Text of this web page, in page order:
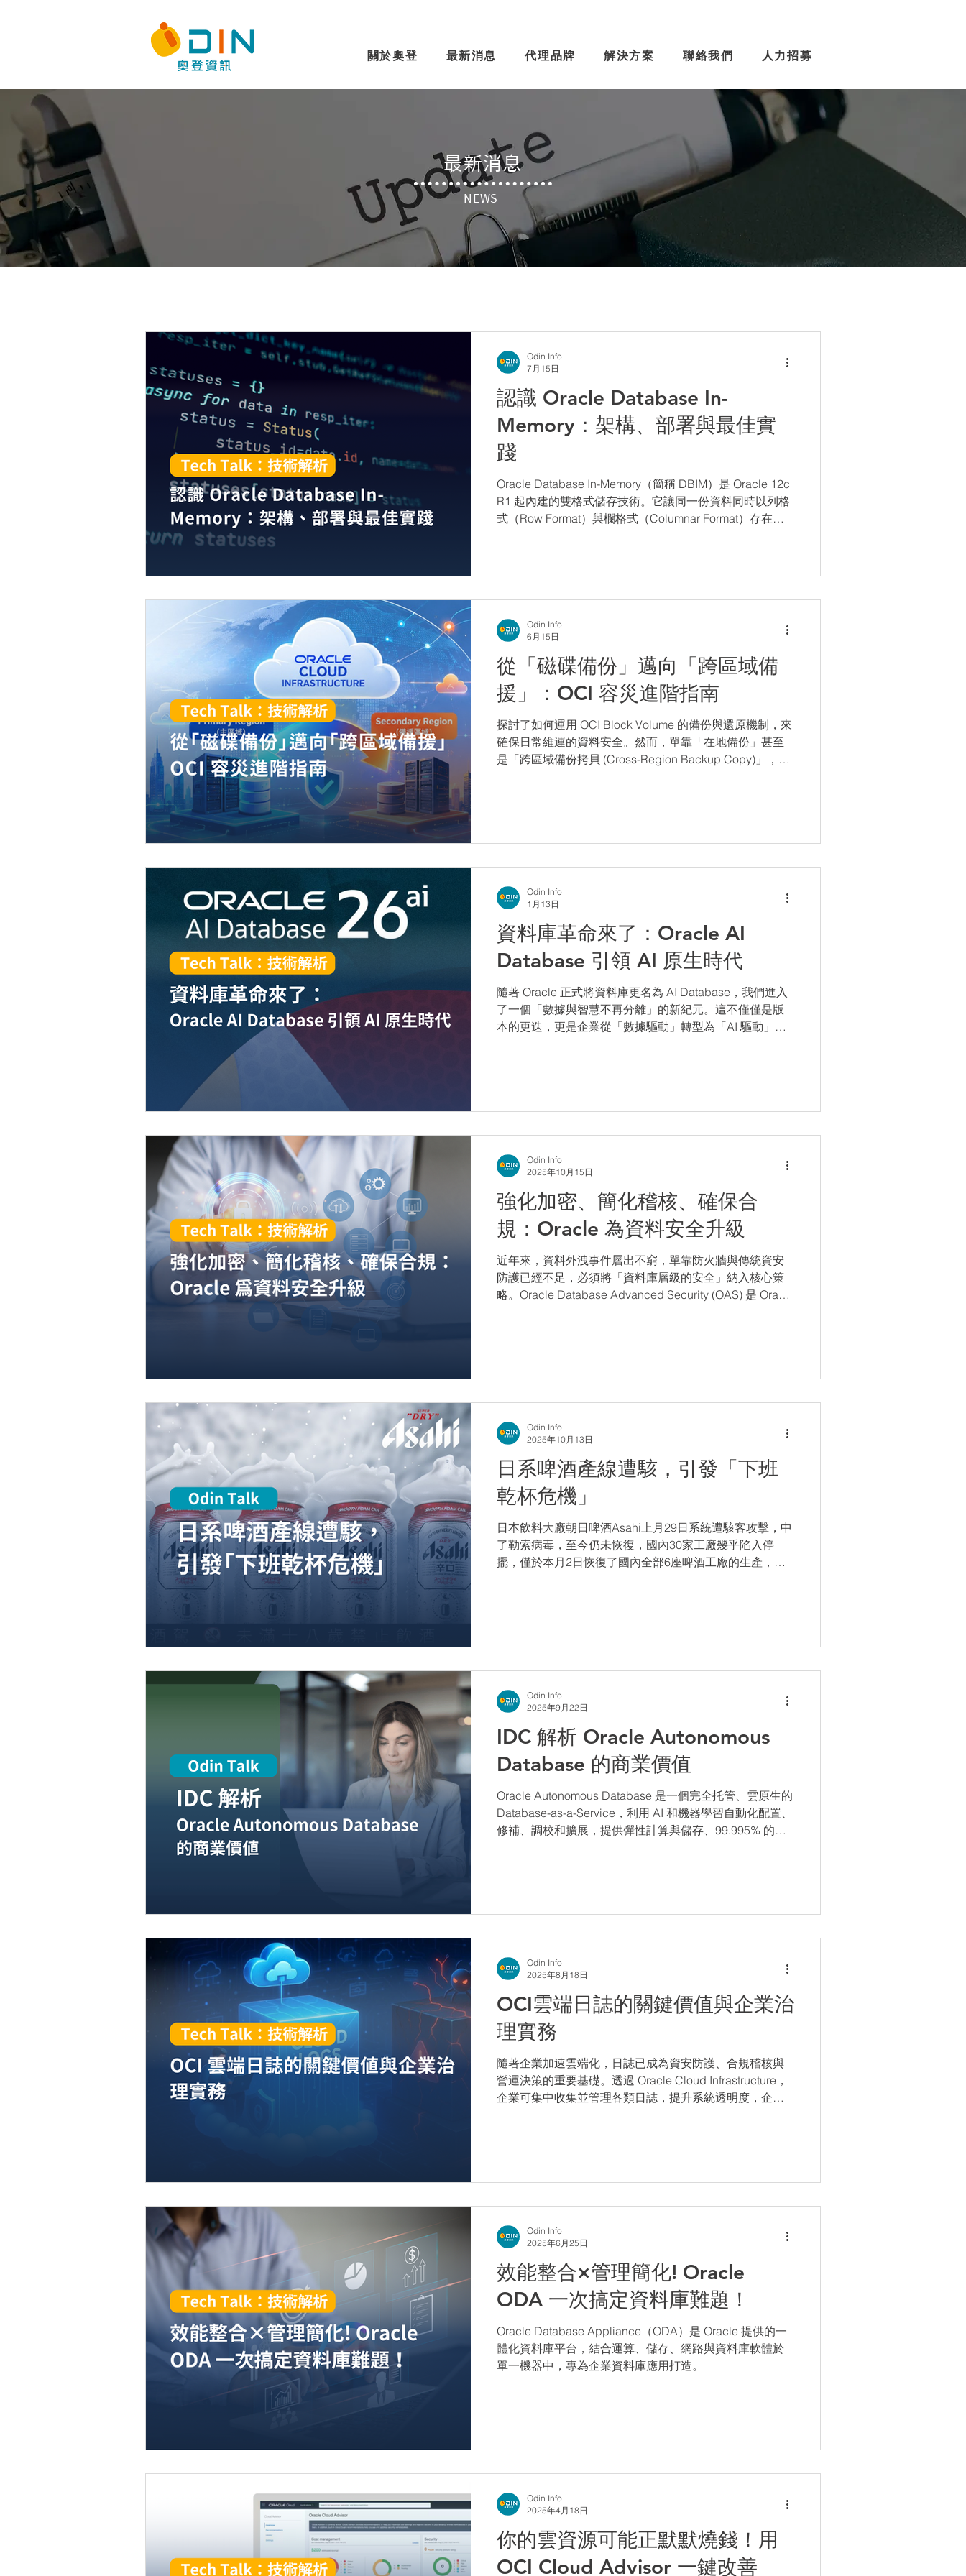
關於奧登 最新消息 代理品牌 解決方案 聯絡我們 人力招募
​最新消息
NEWS
認識 Oracle Database In-
Memory：架構、部署與最佳實
踐
Oracle Database In-Memory（簡稱 DBIM）是 Oracle 12c
R1 起內建的雙格式儲存技術。它讓同一份資料同時以列格
式（Row Format）與欄格式（Columnar Format）存在記
Odin Info
7月15日
從「磁碟備份」邁向「跨區域備
援」：OCI 容災進階指南
探討了如何運用 OCI Block Volume 的備份與還原機制，來
確保日常維運的資料安全。然而，單靠「在地備份」甚至
是「跨區域備份拷貝 (Cross-Region Backup Copy)」，真
Odin Info
6月15日
資料庫革命來了：Oracle AI
Database 引領 AI 原生時代
隨著 Oracle 正式將資料庫更名為 AI Database，我們進入
了一個「數據與智慧不再分離」的新紀元。這不僅僅是版
本的更迭，更是企業從「數據驅動」轉型為「AI 驅動」的
Odin Info
1月13日
強化加密、簡化稽核、確保合
規：Oracle 為資料安全升級
近年來，資料外洩事件層出不窮，單靠防火牆與傳統資安
防護已經不足，必須將「資料庫層級的安全」納入核心策
略。Oracle Database Advanced Security (OAS) 是 Oracle
Odin Info
2025年10月15日
日系啤酒產線遭駭，引發「下班
乾杯危機」
日本飲料大廠朝日啤酒Asahi上月29日系統遭駭客攻擊，中
了勒索病毒，至今仍未恢復，國內30家工廠幾乎陷入停
擺，僅於本月2日恢復了國內全部6座啤酒工廠的生產，並
Odin Info
2025年10月13日
IDC 解析 Oracle Autonomous
Database 的商業價值
Oracle Autonomous Database 是一個完全托管、雲原生的
Database-as-a-Service，利用 AI 和機器學習自動化配置、
修補、調校和擴展，提供彈性計算與儲存、99.995% 的高
Odin Info
2025年9月22日
OCI雲端日誌的關鍵價值與企業治
理實務
隨著企業加速雲端化，日誌已成為資安防護、合規稽核與
營運決策的重要基礎。透過 Oracle Cloud Infrastructure，
企業可集中收集並管理各類日誌，提升系統透明度，企業
Odin Info
2025年8月18日
效能整合×管理簡化! Oracle
ODA 一次搞定資料庫難題！
Oracle Database Appliance（ODA）是 Oracle 提供的一
體化資料庫平台，結合運算、儲存、網路與資料庫軟體於
單一機器中，專為企業資料庫應用打造。
Odin Info
2025年6月25日
你的雲資源可能正默默燒錢！用
OCI Cloud Advisor 一鍵改善
Odin Info
2025年4月18日